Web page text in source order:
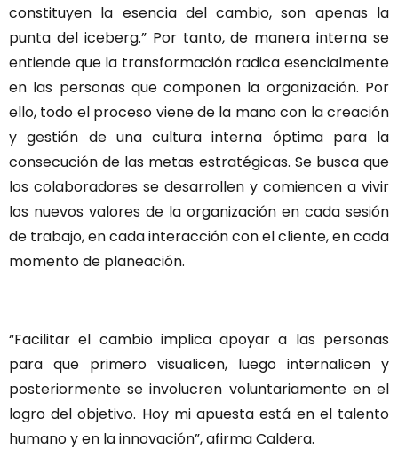
constituyen la esencia del cambio, son apenas la
punta del iceberg.” Por tanto, de manera interna se
entiende que la transformación radica esencialmente
en las personas que componen la organización. Por
ello, todo el proceso viene de la mano con la creación
y gestión de una cultura interna óptima para la
consecución de las metas estratégicas. Se busca que
los colaboradores se desarrollen y comiencen a vivir
los nuevos valores de la organización en cada sesión
de trabajo, en cada interacción con el cliente, en cada
momento de planeación.
“Facilitar el cambio implica apoyar a las personas
para que primero visualicen, luego internalicen y
posteriormente se involucren voluntariamente en el
logro del objetivo. Hoy mi apuesta está en el talento
humano y en la innovación”, afirma Caldera.